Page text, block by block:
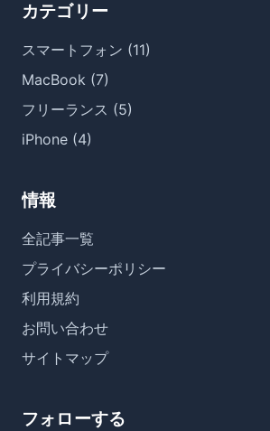
カテゴリー
スマートフォン (11)
MacBook (7)
フリーランス (5)
iPhone (4)
情報
全記事一覧
プライバシーポリシー
利用規約
お問い合わせ
サイトマップ
フォローする